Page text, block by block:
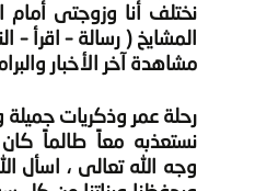
نختلف أنا وزوجتى أمام
المشايخ ( رسالة – اقرأ –
مشاهدة آخر الأخبار
رحلة عمر وذكريات
نستعذبه معاً طالماً
وجه الله تعالى ، اسأل